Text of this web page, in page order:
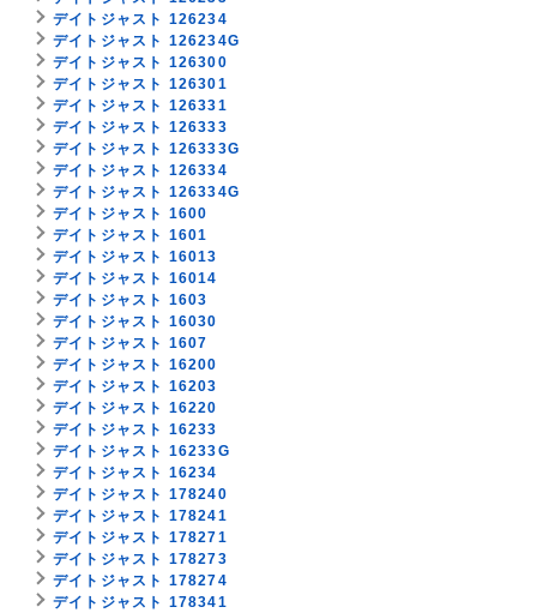
デイトジャスト 126234
デイトジャスト 126234G
デイトジャスト 126300
デイトジャスト 126301
デイトジャスト 126331
デイトジャスト 126333
デイトジャスト 126333G
デイトジャスト 126334
デイトジャスト 126334G
デイトジャスト 1600
デイトジャスト 1601
デイトジャスト 16013
デイトジャスト 16014
デイトジャスト 1603
デイトジャスト 16030
デイトジャスト 1607
デイトジャスト 16200
デイトジャスト 16203
デイトジャスト 16220
デイトジャスト 16233
デイトジャスト 16233G
デイトジャスト 16234
デイトジャスト 178240
デイトジャスト 178241
デイトジャスト 178271
デイトジャスト 178273
デイトジャスト 178274
デイトジャスト 178341